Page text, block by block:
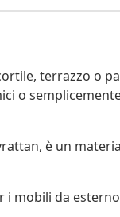
terrazzo o
o
è un
mobili da